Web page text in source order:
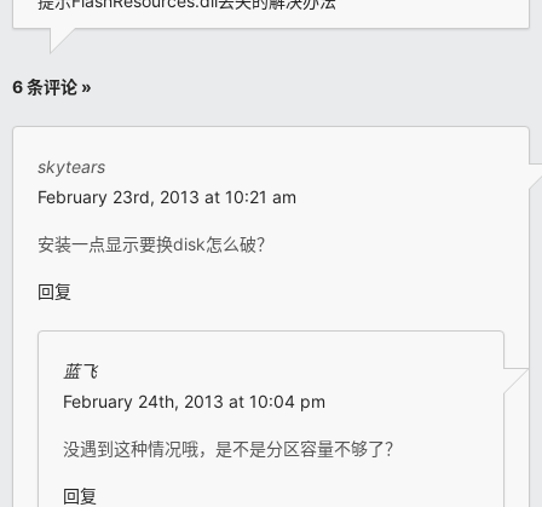
6 条评论 »
skytears
February 23rd, 2013 at 10:21 am
安装一点显示要换disk怎么破？
回复
蓝飞
February 24th, 2013 at 10:04 pm
没遇到这种情况哦，是不是分区容量不够了？
回复